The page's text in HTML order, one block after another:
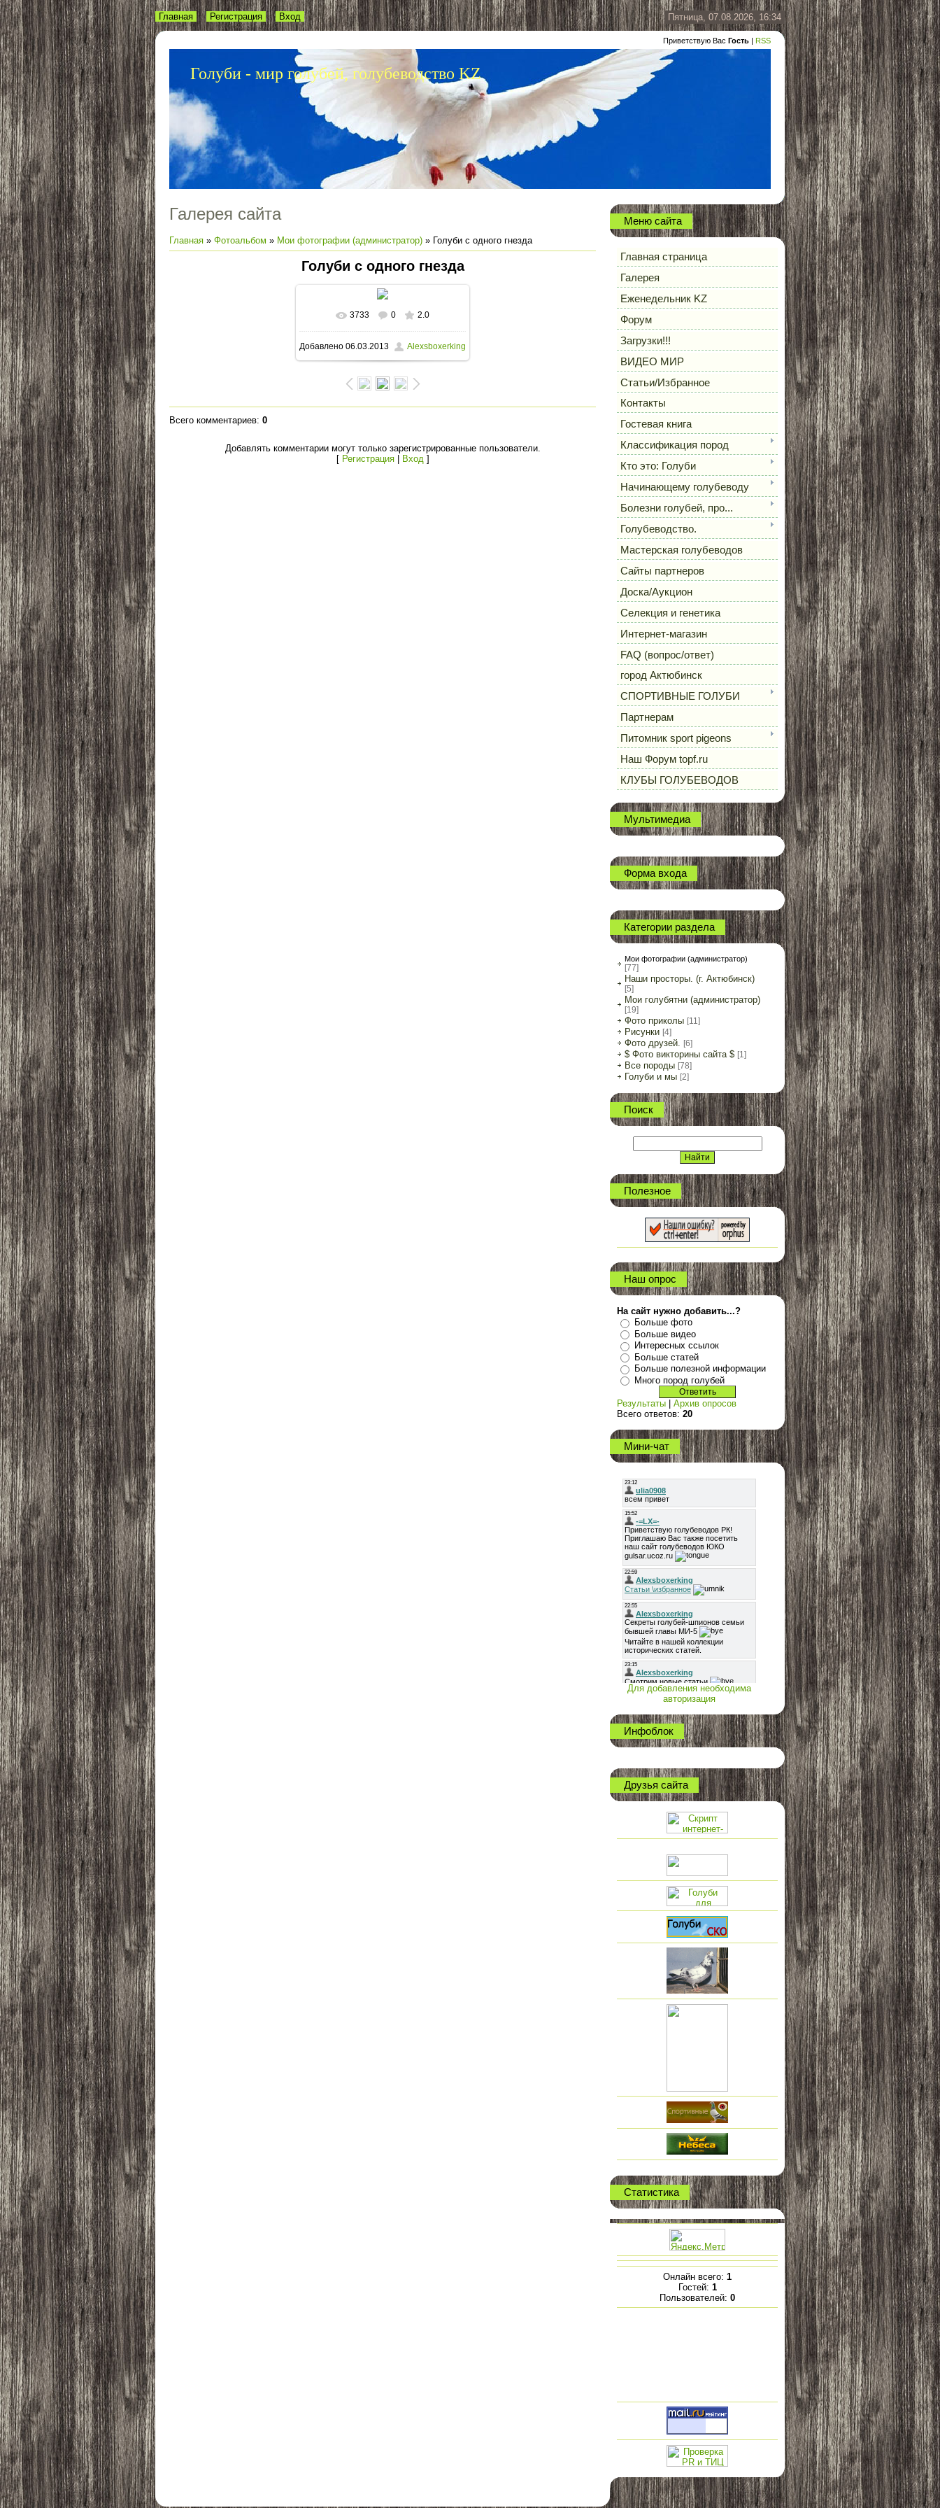
Пятница, 07.08.2026, 16:34
Приветствую Вас Гость | RSS
Голуби - мир голубей, голубеводство KZ
Главная Регистрация Вход
Галерея сайта
Главная » Фотоальбом » Мои фотографии (администратор) » Голуби с одного гнезда
Голуби с одного гнезда
В реальном размере 1600x1200
124.0Kb
3733 0 2.0
Добавлено 06.03.2013 Alexsboxerking
Всего комментариев: 0
Добавлять комментарии могут только зарегистрированные пользователи.
[ Регистрация| Вход]
Меню сайта
Главная страница
Галерея
Еженедельник KZ
Форум
Загрузки!!!
ВИДЕО МИР
Статьи/Избранное
Контакты
Гостевая книга
Классификация пород
Кто это: Голуби
Начинающему голубеводу
Болезни голубей, про...
Голубеводство.
Мастерская голубеводов
Сайты партнеров
Доска/Аукцион
Селекция и генетика
Интернет-магазин
FAQ (вопрос/ответ)
город Актюбинск
СПОРТИВНЫЕ ГОЛУБИ
Партнерам
Питомник sport pigeons
Наш Форум topf.ru
КЛУБЫ ГОЛУБЕВОДОВ
Мультимедиа
Форма входа
Категории раздела
Мои фотографии (администратор)
[77]
Наши просторы. (г. Актюбинск)
[5]
Мои голубятни (администратор)
[19]
Фото приколы [11]
Рисунки [4]
Фото друзей. [6]
$ Фото викторины сайта $ [1]
Все породы [78]
Голуби и мы [2]
Поиск
Полезное
Наш опрос
На сайт нужно добавить...?
Больше фото
Больше видео
Интересных ссылок
Больше статей
Больше полезной информации
Много пород голубей
Результаты
Архив опросов
Всего ответов: 20
Мини-чат
Для добавления необходима
авторизация
Инфоблок
Друзья сайта
Статистика
Онлайн всего: 1
Гостей: 1
Пользователей: 0